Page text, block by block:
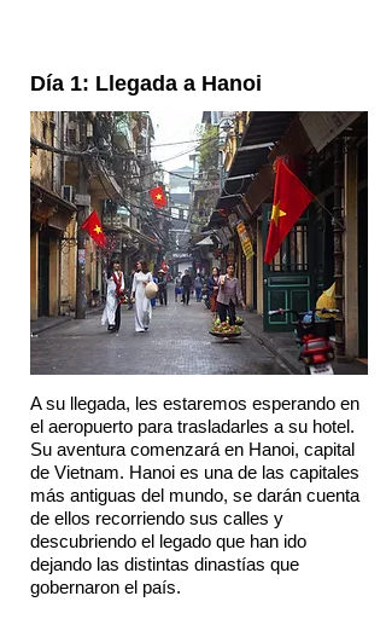
Día 1: Llegada a Hanoi
A su llegada, les estaremos esperando en
el aeropuerto para trasladarles a su hotel.
Su aventura comenzará en Hanoi, capital
de Vietnam. Hanoi es una de las capitales
más antiguas del mundo, se darán cuenta
de ellos recorriendo sus calles y
descubriendo el legado que han ido
dejando las distintas dinastías que
gobernaron el país.